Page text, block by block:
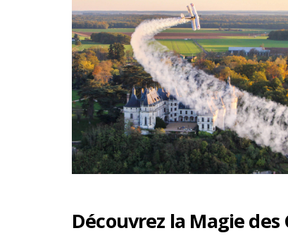
Découvrez la Magie